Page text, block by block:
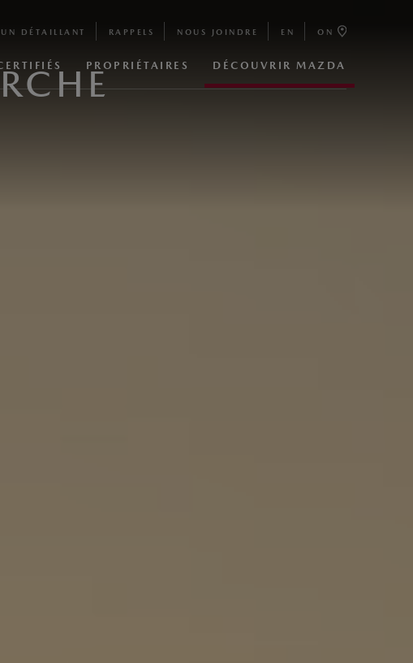
DÉTAILLANT RAPPELS NOUS JOINDRE EN ON
PROPRIÉTAIRES DÉCOUVRIR MAZDA